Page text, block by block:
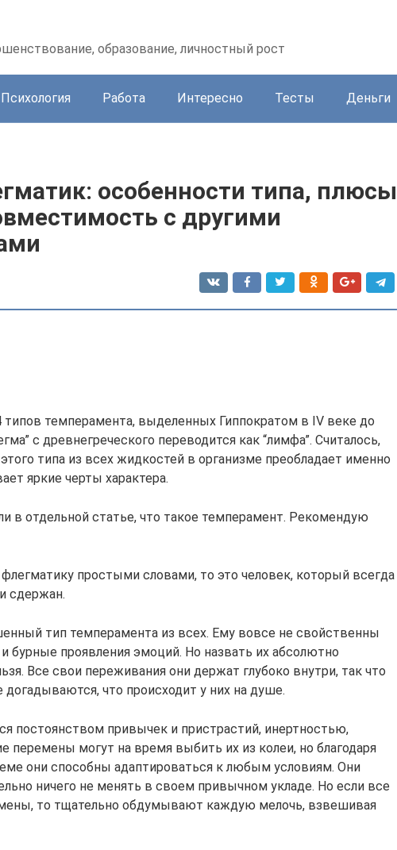
образование, личностный рост
Психология Работа Интересно Тесты Деньги
особенности типа, плюсы
с другими
типов темперамента, выделенных Гиппократом в IV веке до
с древнегреческого переводится как “лимфа”. Считалось,
типа из всех жидкостей в организме преобладает именно
яркие черты характера.
в отдельной статье, что такое темперамент. Рекомендую
простыми словами, то это человек, который всегда
сдержан.
тип темперамента из всех. Ему вовсе не свойственны
бурные проявления эмоций. Но назвать их абсолютно
Все свои переживания они держат глубоко внутри, так что
догадываются, что происходит у них на душе.
постоянством привычек и пристрастий, инертностью,
перемены могут на время выбить их из колеи, но благодаря
они способны адаптироваться к любым условиям. Они
ничего не менять в своем привычном укладе. Но если все
то тщательно обдумывают каждую мелочь, взвешивая